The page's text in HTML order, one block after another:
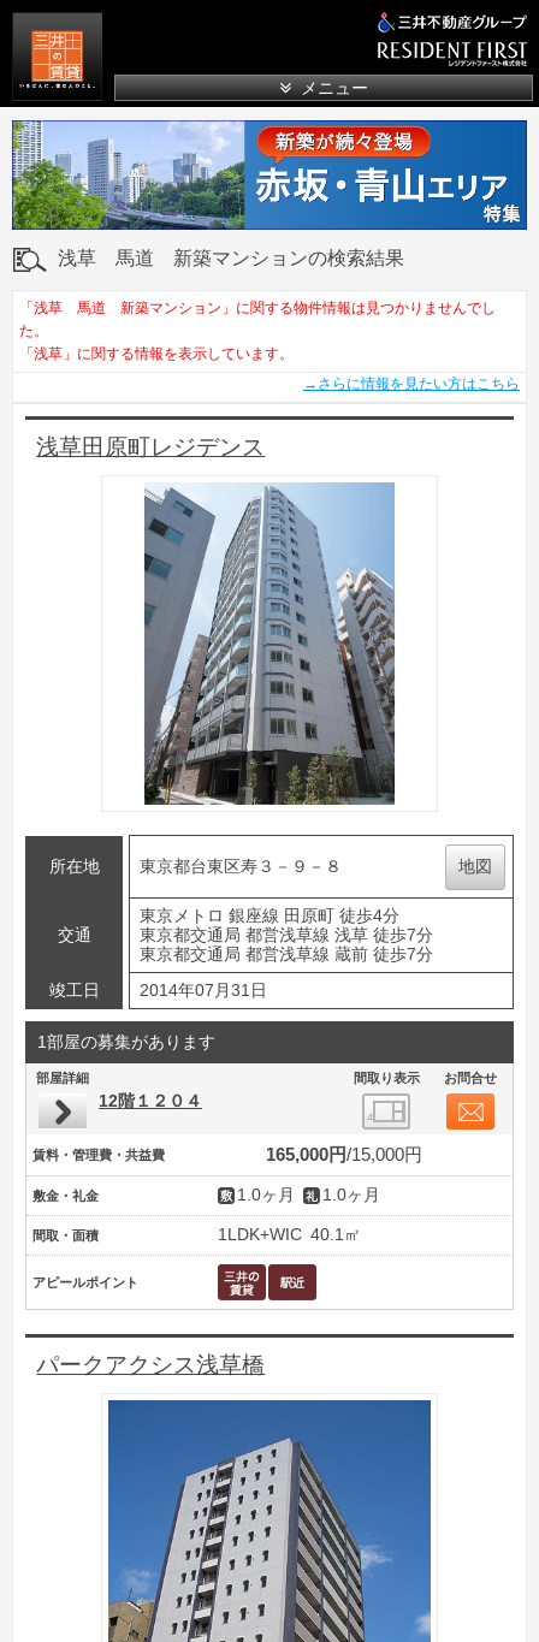
メニュー
浅草 馬道 新築マンションの検索結果
「浅草 馬道 新築マンション」に関する物件情報は見つかりませんでし
た。
「浅草」に関する情報を表示しています。
→さらに情報を見たい方はこちら
浅草田原町レジデンス
所在地 東京都台東区寿３－９－８ 地図
交通
東京メトロ 銀座線 田原町 徒歩4分
東京都交通局 都営浅草線 浅草 徒歩7分
東京都交通局 都営浅草線 蔵前 徒歩7分
竣工日
2014年07月31日
1部屋の募集があります
部屋詳細 間取り表示 お問合せ
12階１２０４
賃料・管理費・共益費 165,000円 15,000円
敷金・礼金 1.0ヶ月 1.0ヶ月
間取・面積 1LDK+WIC 40.1㎡
アピールポイント
パークアクシス浅草橋